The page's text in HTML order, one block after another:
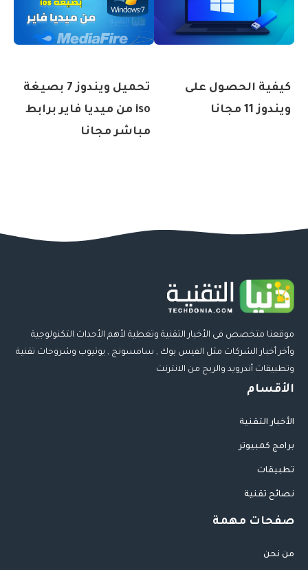
كيفية الحصول على
ويندوز 11 مجانا
تحميل ويندوز 7 بصيغة
iso من ميديا فاير برابط
مباشر مجانا
موقعنا متخصص فى الأخبار التقنية وتغطية لأهم الأحداث التكنولوجية
وأخر أخبار الشركات مثل الفيس بوك , سامسونج , يوتيوب وشروحات تقنية
وتطبيقات أندرويد والربح من الانترنت
الأقسام
الأخبار التقنية
برامج كمبيوتر
تطبيقات
نصائح تقنية
صفحات مهمة
من نحن